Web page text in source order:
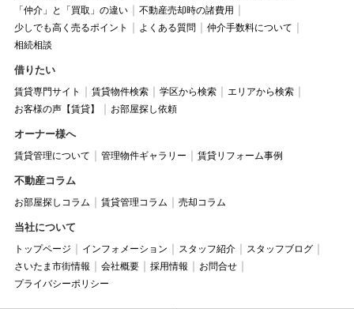
「仲介」と「買取」の違い
不動産売却時の諸費用
少しでも高く売るポイント
よくある質問
仲介手数料について
相続相談
借りたい
賃貸専門サイト 賃貸物件検索 学区から検索
エリアから検索
お客様の声【賃貸】
お部屋探し依頼
オーナー様へ
賃貸管理について 管理物件ギャラリー 賃貸リフォーム事例
不動産コラム
お部屋探しコラム 賃貸管理コラム 売却コラム
当社について
トップページ インフォメーション スタッフ紹介
スタッフブログ
さいたま市街情報
会社概要 採用情報
お問合せ
プライバシーポリシー